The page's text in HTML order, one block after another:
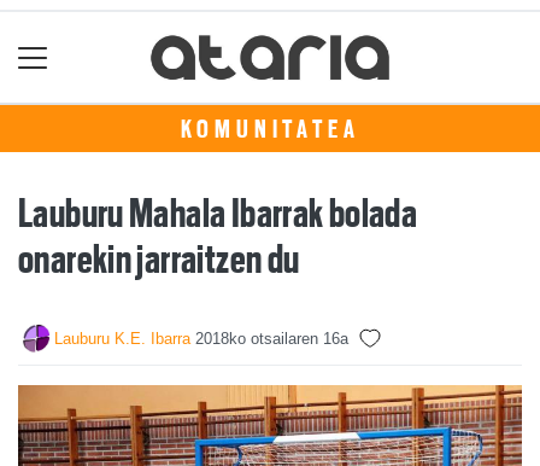
KOMUNITATEA
Lauburu Mahala Ibarrak bolada
onarekin jarraitzen du
Lauburu K.E. Ibarra 2018ko otsailaren 16a